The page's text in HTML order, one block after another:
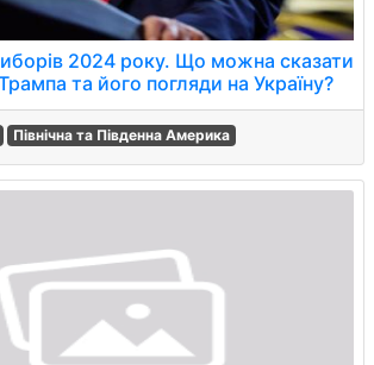
2024 року. Що можна сказати
та його погляди на Україну?
Північна та Південна Америка